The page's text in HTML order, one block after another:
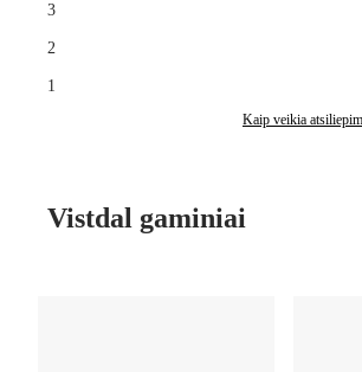
3
2
1
Kaip veikia
Vistdal gaminiai